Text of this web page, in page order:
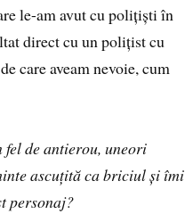
le-am avut cu polițiști în
direct cu un polițist cu
care aveam nevoie, cum
fel de antierou, uneori
ascuțită ca briciul și îmi
personaj?